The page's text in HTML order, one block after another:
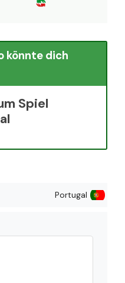
könnte dich
Spiel
Portugal